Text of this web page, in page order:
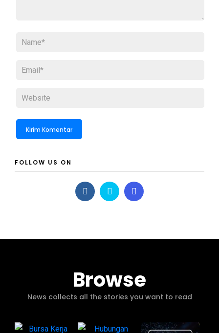
FOLLOW US ON
Browse
News collects all the stories you want to read